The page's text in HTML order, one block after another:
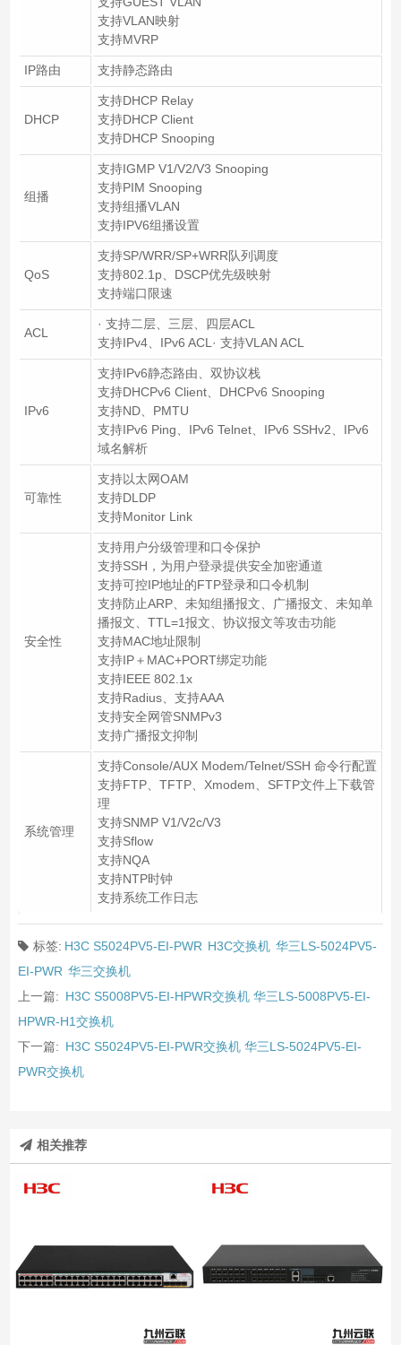
支持VLAN映射
支持MVRP
IP路由 支持静态路由
DHCP
支持DHCP Relay
支持DHCP Client
支持DHCP Snooping
组播
支持IGMP V1/V2/V3 Snooping
支持PIM Snooping
支持组播VLAN
支持IPV6组播设置
QoS
支持SP/WRR/SP+WRR队列调度
支持802.1p、DSCP优先级映射
支持端口限速
ACL
· 支持二层、三层、四层ACL
支持IPv4、IPv6 ACL· 支持VLAN ACL
IPv6
支持IPv6静态路由、双协议栈
支持DHCPv6 Client、DHCPv6 Snooping
支持ND、PMTU
支持IPv6 Ping、IPv6 Telnet、IPv6 SSHv2、IPv6
域名解析
可靠性
支持以太网OAM
支持DLDP
支持Monitor Link
安全性
支持用户分级管理和口令保护
支持SSH，为用户登录提供安全加密通道
支持可控IP地址的FTP登录和口令机制
支持防止ARP、未知组播报文、广播报文、未知单
播报文、TTL=1报文、协议报文等攻击功能
支持MAC地址限制
支持IP＋MAC+PORT绑定功能
支持IEEE 802.1x
支持Radius、支持AAA
支持安全网管SNMPv3
支持广播报文抑制
系统管理
支持Console/AUX Modem/Telnet/SSH 命令行配置
支持FTP、TFTP、Xmodem、SFTP文件上下载管
理
支持SNMP V1/V2c/V3
支持Sflow
支持NQA
支持NTP时钟
支持系统工作日志
标签: H3C S5024PV5-EI-PWR H3C交换机 华三LS-5024PV5-
EI-PWR 华三交换机
上一篇: H3C S5008PV5-EI-HPWR交换机 华三LS-5008PV5-EI-
HPWR-H1交换机
下一篇: H3C S5024PV5-EI-PWR交换机 华三LS-5024PV5-EI-
PWR交换机
相关推荐